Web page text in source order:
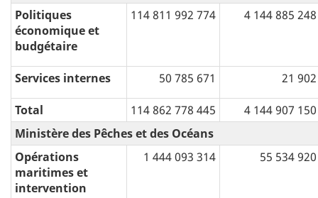
Politiques
économique et
budgétaire
114 811 992 774 4 144 885 248
Services internes 50 785 671 21 902
Total 114 862 778 445
4 144 907 150
Ministère des Pêches et des Océans
Opérations
maritimes et
intervention
1 444 093 314 55 534 920